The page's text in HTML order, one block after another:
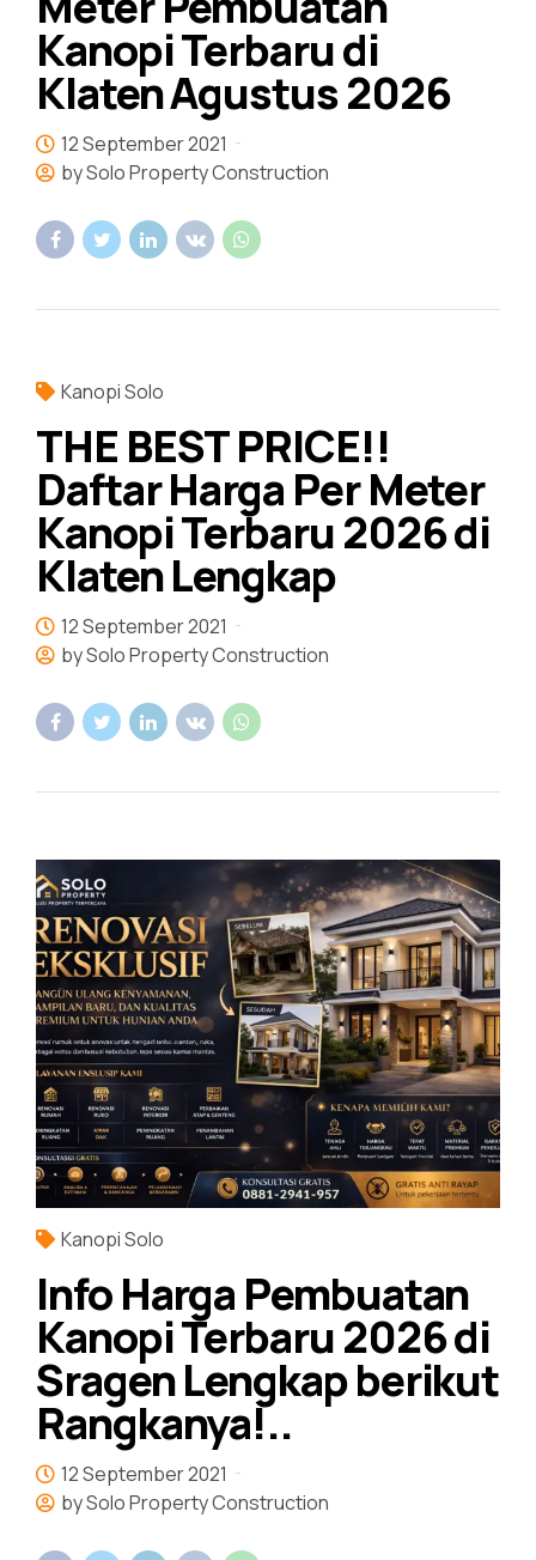
Kanopi Terbaru di
Klaten Agustus 2026
12 September 2021
by Solo Property Construction
Kanopi Solo
THE BEST PRICE!!
Daftar Harga Per Meter
Kanopi Terbaru 2026 di
Klaten Lengkap
12 September 2021
by Solo Property Construction
Kanopi Solo
Info Harga Pembuatan
Kanopi Terbaru 2026 di
Sragen Lengkap berikut
Rangkanya!..
12 September 2021
by Solo Property Construction